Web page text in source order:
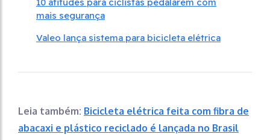
mais segurança
Valeo lança sistema para bicicleta elétrica
Leia também: Bicicleta elétrica feita com fibra de
abacaxi e plástico reciclado é lançada no Brasil